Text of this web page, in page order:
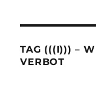
TAG (((I))) –
VERBOT